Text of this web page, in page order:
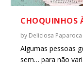
CHOQUINHOS
by Deliciosa Paparoca
Algumas pessoas
sem… para não